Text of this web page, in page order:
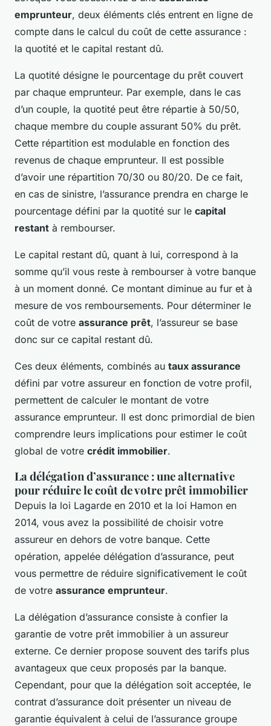
emprunteur, deux éléments clés entrent en ligne de
compte dans le calcul du coût de cette assurance :
la quotité et le capital restant dû.
La quotité désigne le pourcentage du prêt couvert
par chaque emprunteur. Par exemple, dans le cas
d’un couple, la quotité peut être répartie à 50/50,
chaque membre du couple assurant 50% du prêt.
Cette répartition est modulable en fonction des
revenus de chaque emprunteur. Il est possible
d’avoir une répartition 70/30 ou 80/20. De ce fait,
en cas de sinistre, l’assurance prendra en charge le
pourcentage défini par la quotité sur le capital
restant à rembourser.
Le capital restant dû, quant à lui, correspond à la
somme qu’il vous reste à rembourser à votre banque
à un moment donné. Ce montant diminue au fur et à
mesure de vos remboursements. Pour déterminer le
coût de votre assurance prêt, l’assureur se base
donc sur ce capital restant dû.
Ces deux éléments, combinés au taux assurance
défini par votre assureur en fonction de votre profil,
permettent de calculer le montant de votre
assurance emprunteur. Il est donc primordial de bien
comprendre leurs implications pour estimer le coût
global de votre crédit immobilier.
La délégation d’assurance : une alternative
pour réduire le coût de votre prêt immobilier
Depuis la loi Lagarde en 2010 et la loi Hamon en
2014, vous avez la possibilité de choisir votre
assureur en dehors de votre banque. Cette
opération, appelée délégation d’assurance, peut
vous permettre de réduire significativement le coût
de votre assurance emprunteur.
La délégation d’assurance consiste à confier la
garantie de votre prêt immobilier à un assureur
externe. Ce dernier propose souvent des tarifs plus
avantageux que ceux proposés par la banque.
Cependant, pour que la délégation soit acceptée, le
contrat d’assurance doit présenter un niveau de
garantie équivalent à celui de l’assurance groupe